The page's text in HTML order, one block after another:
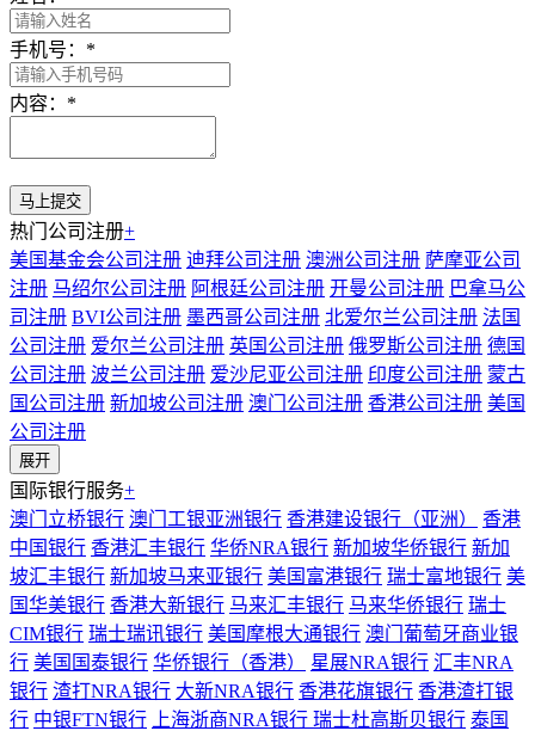
手机号： *
内容： *
热门公司注册+
美国基金会公司注册 迪拜公司注册 澳洲公司注册 萨摩亚公司
注册 马绍尔公司注册 阿根廷公司注册 开曼公司注册 巴拿马公
司注册 BVI公司注册 墨西哥公司注册 北爱尔兰公司注册 法国
公司注册 爱尔兰公司注册 英国公司注册 俄罗斯公司注册 德国
公司注册 波兰公司注册 爱沙尼亚公司注册 印度公司注册 蒙古
国公司注册 新加坡公司注册 澳门公司注册 香港公司注册 美国
公司注册
展开
国际银行服务+
澳门立桥银行 澳门工银亚洲银行 香港建设银行（亚洲）
香港
中国银行 香港汇丰银行 华侨NRA银行 新加坡华侨银行 新加
坡汇丰银行 新加坡马来亚银行 美国富港银行 瑞士富地银行 美
国华美银行 香港大新银行 马来汇丰银行 马来华侨银行 瑞士
CIM银行 瑞士瑞讯银行 美国摩根大通银行 澳门葡萄牙商业银
行 美国国泰银行 华侨银行（香港） 星展NRA银行 汇丰NRA
银行 渣打NRA银行 大新NRA银行 香港花旗银行 香港渣打银
行 中银FTN银行 上海浙商NRA银行 瑞士杜高斯贝银行 泰国